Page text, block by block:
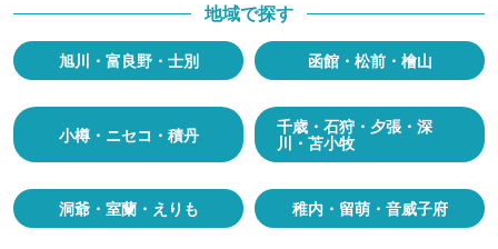
地域で探す
旭川・富良野・士別 函館・松前・檜山
小樽・ニセコ・積丹 千歳・石狩・夕張・深
川・苫小牧
洞爺・室蘭・えりも 稚内・留萌・音威子府